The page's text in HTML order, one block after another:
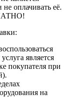
не оплачивать её.
является
покупателя при
на